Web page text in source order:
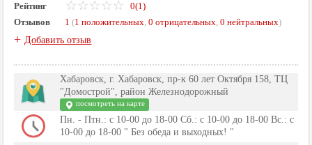
Рейтинг
0(1)
Отзывов
1 (1 положительных,0 отрицательных,0 нейтральных)
+Добавить отзыв
Хабаровск, г. Хабаровск, пр-к 60 лет Октября 158, ТЦ
"Домострой", район Железнодорожный
посмотреть на карте
Пн. - Птн.: с 10-00 до 18-00 Сб.: с 10-00 до 18-00 Вс.: с
10-00 до 18-00 " Без обеда и выходных! "